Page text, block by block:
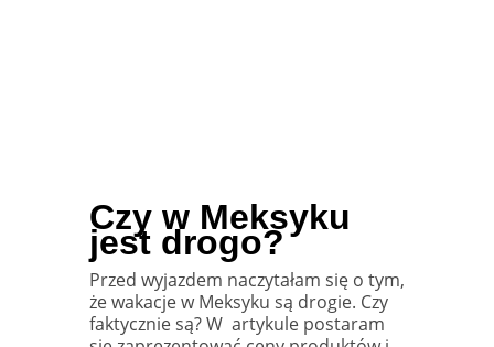
Czy w Meksyku
jest drogo?
Przed wyjazdem naczytałam się o tym,
że wakacje w Meksyku są drogie. Czy
faktycznie są? W artykule postaram